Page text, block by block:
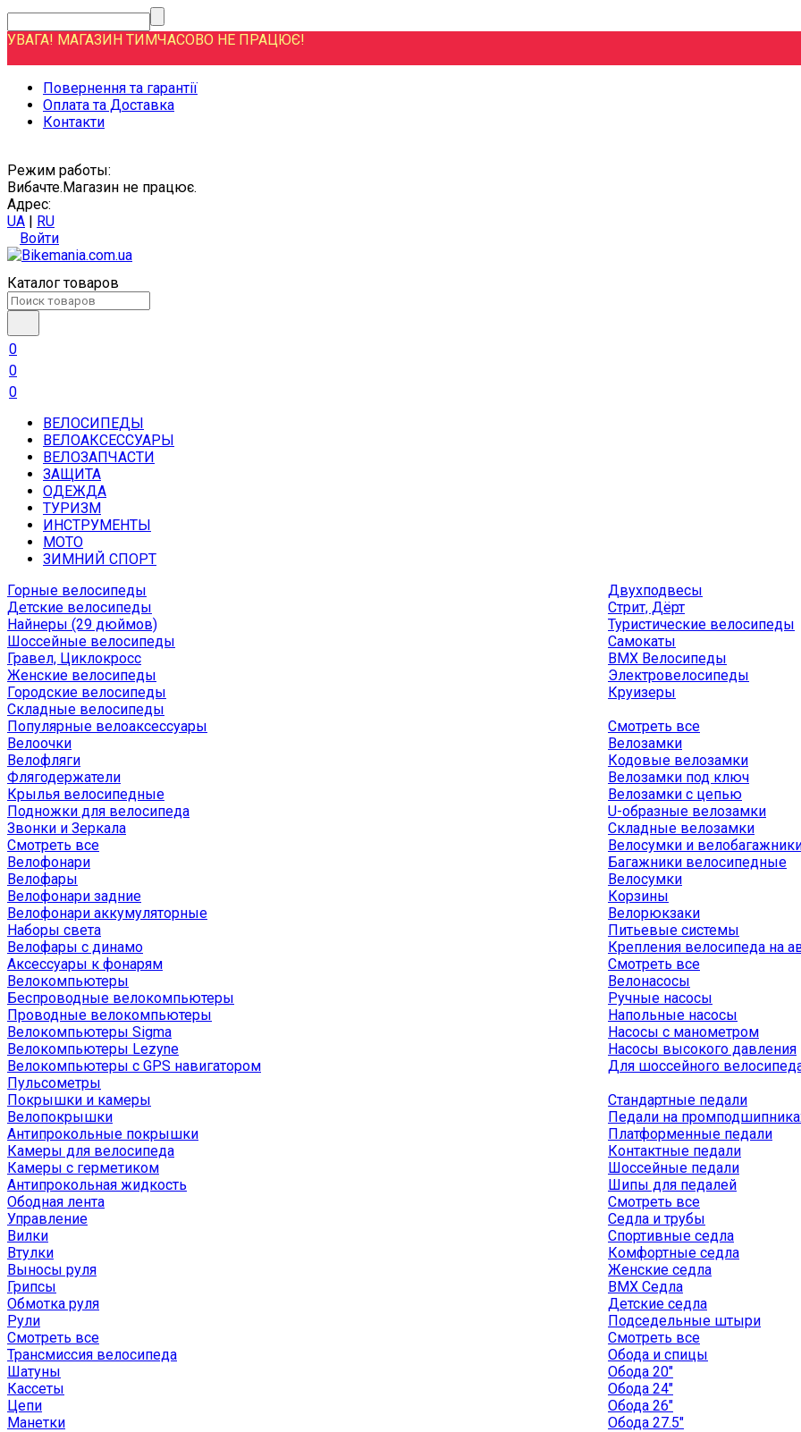
УВАГА! МАГАЗИН ТИМЧАСОВО НЕ ПРАЦЮЄ!
Повернення та гарантії
Оплата та Доставка
Контакти
Режим работы:
Вибачте.Магазин не працює.
Адрес:
UA | RU
Войти
Каталог товаров
0
0
0
ВЕЛОСИПЕДЫ
ВЕЛОАКСЕССУАРЫ
ВЕЛОЗАПЧАСТИ
ЗАЩИТА
ОДЕЖДА
ТУРИЗМ
ИНСТРУМЕНТЫ
МОТО
ЗИМНИЙ СПОРТ
Горные велосипеды
Детские велосипеды
Найнеры (29 дюймов)
Шоссейные велосипеды
Гравел, Циклокросс
Женские велосипеды
Городcкие велосипеды
Складные велосипеды
Двухподвесы
Стрит, Дёрт
Туристические велосипеды
Самокаты
BMX Велосипеды
Электровелосипеды
Круизеры
Популярные велоаксессуары
Велоочки
Велофляги
Флягодержатели
Крылья велосипедные
Подножки для велосипеда
Звонки и Зеркала
Смотреть все
Велофонари
Велофары
Велофонари задние
Велофонари аккумуляторные
Наборы света
Велофары с динамо
Аксессуары к фонарям
Велокомпьютеры
Беспроводные велокомпьютеры
Проводные велокомпьютеры
Велокомпьютеры Sigma
Велокомпьютеры Lezyne
Велокомпьютеры с GPS навигатором
Пульсометры
Смотреть все
Велозамки
Кодовые велозамки
Велозамки под ключ
Велозамки с цепью
U-образные велозамки
Складные велозамки
Велосумки и
Багажники велосипедные
Велосумки
Корзины
Велорюкзаки
Питьевые системы
Крепления велосипеда на
Смотреть все
Велонасосы
Ручные насосы
Напольные насосы
Насосы с манометром
Насосы высокого давления
Для шоссейного
Покрышки и камеры
Велопокрышки
Антипрокольные покрышки
Камеры для велосипеда
Камеры с герметиком
Антипрокольная жидкость
Ободная лента
Управление
Вилки
Втулки
Выносы руля
Грипсы
Обмотка руля
Рули
Смотреть все
Трансмиссия велосипеда
Шатуны
Кассеты
Цепи
Манетки
Стандартные педали
Педали на
Платформенные педали
Контактные педали
Шоссейные педали
Шипы для педалей
Смотреть все
Седла и трубы
Спортивные седла
Комфортные седла
Женские седла
BMX Седла
Детские седла
Подседельные штыри
Смотреть все
Обода и спицы
Обода 20"
Обода 24"
Обода 26"
Обода 27.5"